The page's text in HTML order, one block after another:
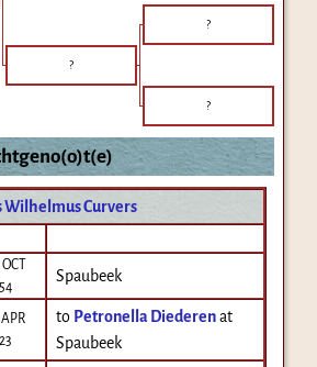
?
?
?
Wilhelmus Curvers
Spaubeek
to Petronella Diederen at
Spaubeek